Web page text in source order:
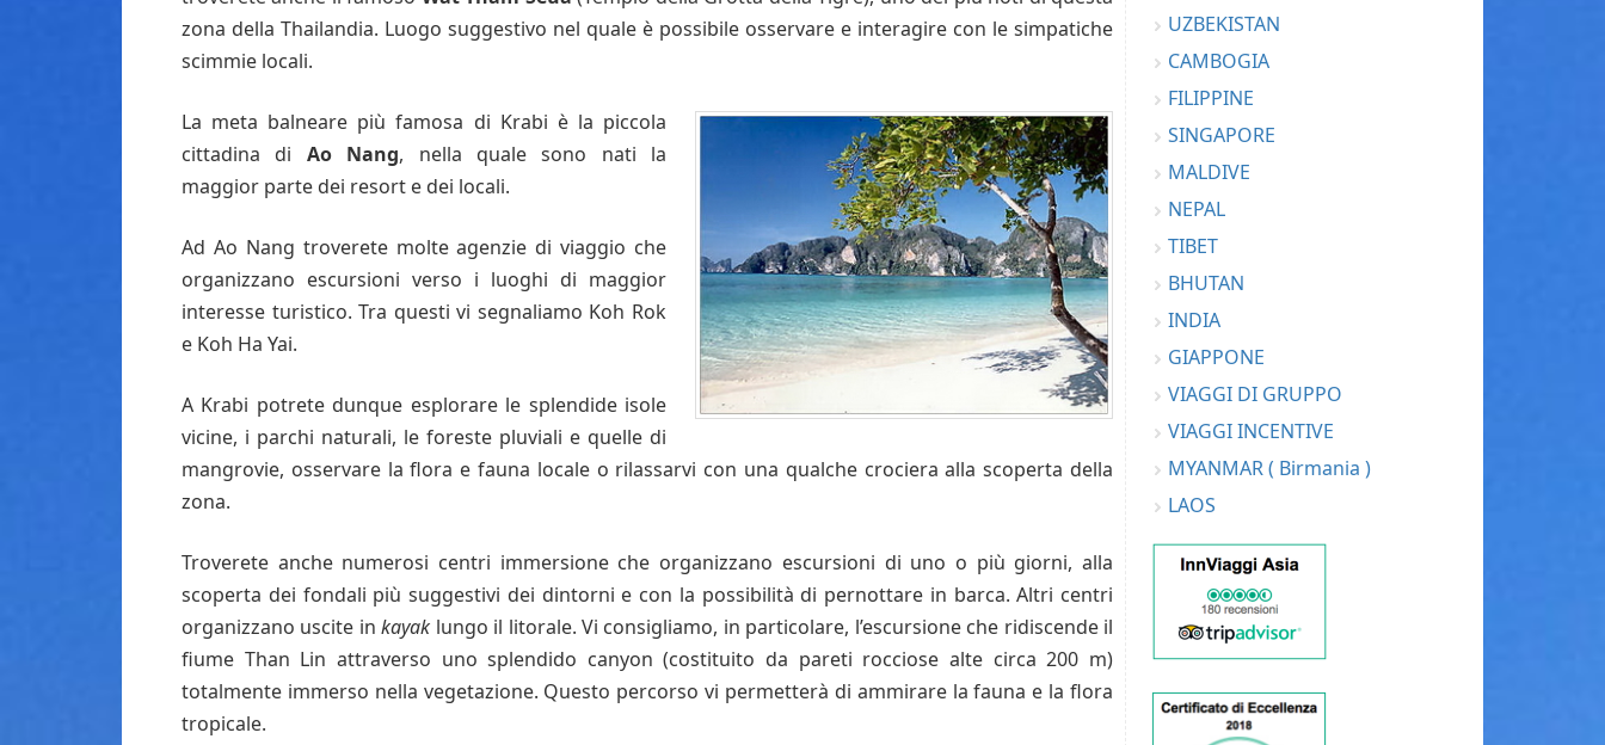
zona della Thailandia. Luogo suggestivo nel quale è possibile osservare e interagire con le simpatiche
scimmie locali.
La meta balneare più famosa di Krabi è la piccola
cittadina di Ao Nang, nella quale sono nati la
maggior parte dei resort e dei locali.
Ad Ao Nang troverete molte agenzie di viaggio che
organizzano escursioni verso i luoghi di maggior
interesse turistico. Tra questi vi segnaliamo Koh Rok
e Koh Ha Yai.
A Krabi potrete dunque esplorare le splendide isole
vicine, i parchi naturali, le foreste pluviali e quelle di
mangrovie, osservare la flora e fauna locale o rilassarvi con una qualche crociera alla scoperta della
zona.
Troverete anche numerosi centri immersione che organizzano escursioni di uno o più giorni, alla
scoperta dei fondali più suggestivi dei dintorni e con la possibilità di pernottare in barca. Altri centri
organizzano uscite inkayak lungo il litorale. Vi consigliamo, in particolare, l’escursione che ridiscende il
fiume Than Lin attraverso uno splendido canyon (costituito da pareti rocciose alte circa 200 m)
totalmente immerso nella vegetazione. Questo percorso vi permetterà di ammirare la fauna e la flora
tropicale.
UZBEKISTAN
CAMBOGIA
FILIPPINE
SINGAPORE
MALDIVE
NEPAL
TIBET
BHUTAN
INDIA
GIAPPONE
VIAGGI DI GRUPPO
VIAGGI INCENTIVE
MYANMAR ( Birmania )
LAOS